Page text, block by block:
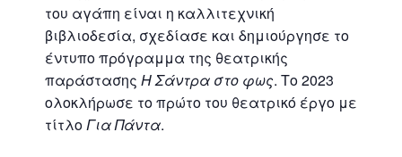
του αγάπη είναι η καλλιτεχνική
βιβλιοδεσία, σχεδίασε και δημιούργησε το
έντυπο πρόγραμμα της θεατρικής
παράστασης Η Σάντρα στο φως. Το 2023
ολοκλήρωσε το πρώτο του θεατρικό έργο με
τίτλοΓια Πάντα.